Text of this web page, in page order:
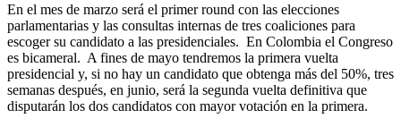
En el mes de marzo será el primer round con las elecciones
parlamentarias y las consultas internas de tres coaliciones para
escoger su candidato a las presidenciales. En Colombia el Congreso
es bicameral. A fines de mayo tendremos la primera vuelta
presidencial y, si no hay un candidato que obtenga más del 50%, tres
semanas después, en junio, será la segunda vuelta definitiva que
disputarán los dos candidatos con mayor votación en la primera.